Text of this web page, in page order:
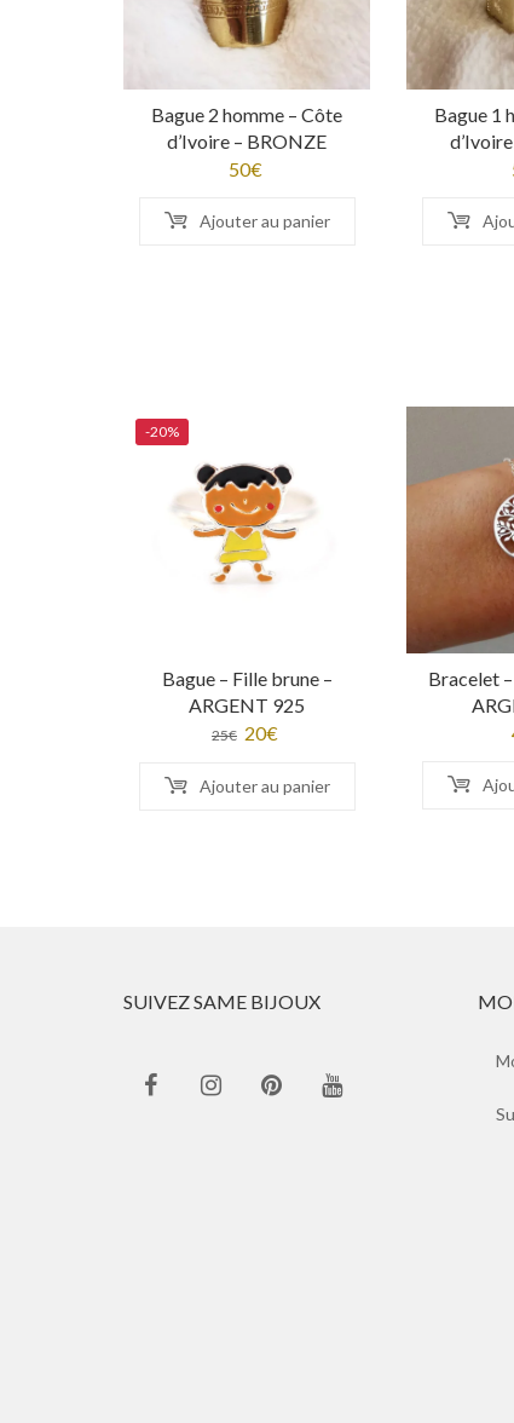
Bague 2 homme – Côte
d’Ivoire – BRONZE
50€
Ajouter au panier
Bague 1
-20%
Bague – Fille brune –
ARGENT 925
25€ Le
initial
20€
actuel
Ajouter au panier
Bracelet
SUIVEZ SAME BIJOUX